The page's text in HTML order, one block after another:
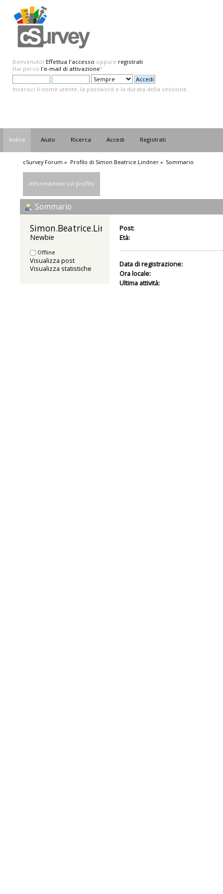
Benvenuto! Effettua l'accesso oppure registrati.
Hai perso l'e-mail di attivazione?
Inserisci il nome utente, la password e la durata della sessione.
Indice Aiuto Ricerca Accedi Registrati
cSurvey Forum » Profilo di Simon.Beatrice.Lindner» Sommario
Informazioni sul profilo
Sommario
Simon.Beatrice.Lindner
Newbie
Offline
Visualizza post
Visualizza statistiche
Post:
Età:
Data di registrazione:
Ora locale:
Ultima attività: